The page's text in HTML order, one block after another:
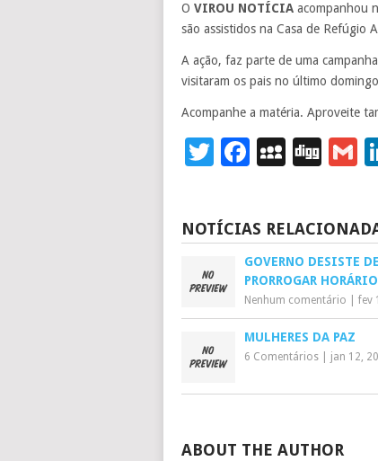
O VIROU NOTÍCIA acompanhou
são assistidos na Casa de Refúgio
A ação, faz parte de uma
visitaram os pais no último
Acompanhe a matéria. Aproveite
Twitter
Facebook
Digg
NOTÍCIAS
GOVERNO DESISTE DE
PRORROGAR
Nenhum comentário fev
MULHERES DA PAZ
6 Comentários jan 12,
ABOUT THE AUTHOR